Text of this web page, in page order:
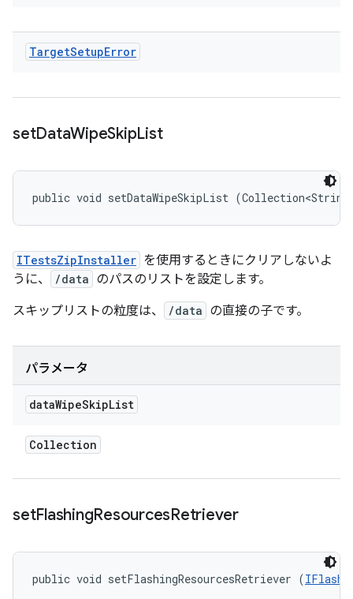
TargetSetupError
setDataWipeSkipList
public void setDataWipeSkipList
ITestsZipInstaller を使用するときにクリアしないよ
うに、
/data のパスのリストを設定します。
スキップリストの粒度は、
/data の直接の子です。
パラメータ
dataWipeSkipList
Collection
setFlashingResourcesRetriever
public void setFlashingResourcesRetriever (